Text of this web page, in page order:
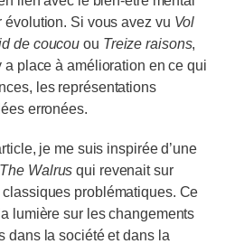
évolution. Si vous avez vu Vol
de coucou ou Treize raisons,
a place à amélioration en ce qui
les représentations
erronées.
je me suis inspirée d’une
The Walrus qui revenait sur
problématiques. Ce
lumière sur les changements
dans la société et dans la